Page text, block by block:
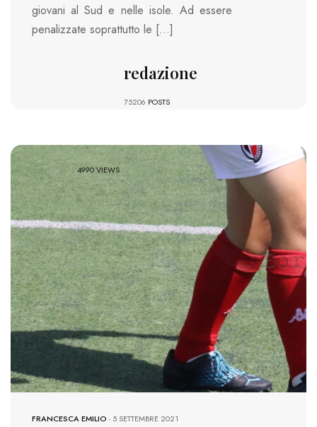
giovani al Sud e nelle isole. Ad essere
penalizzate soprattutto le […]
redazione
75206 POSTS
4990 VIEWS
FRANCESCA EMILIO -5 SETTEMBRE 2021